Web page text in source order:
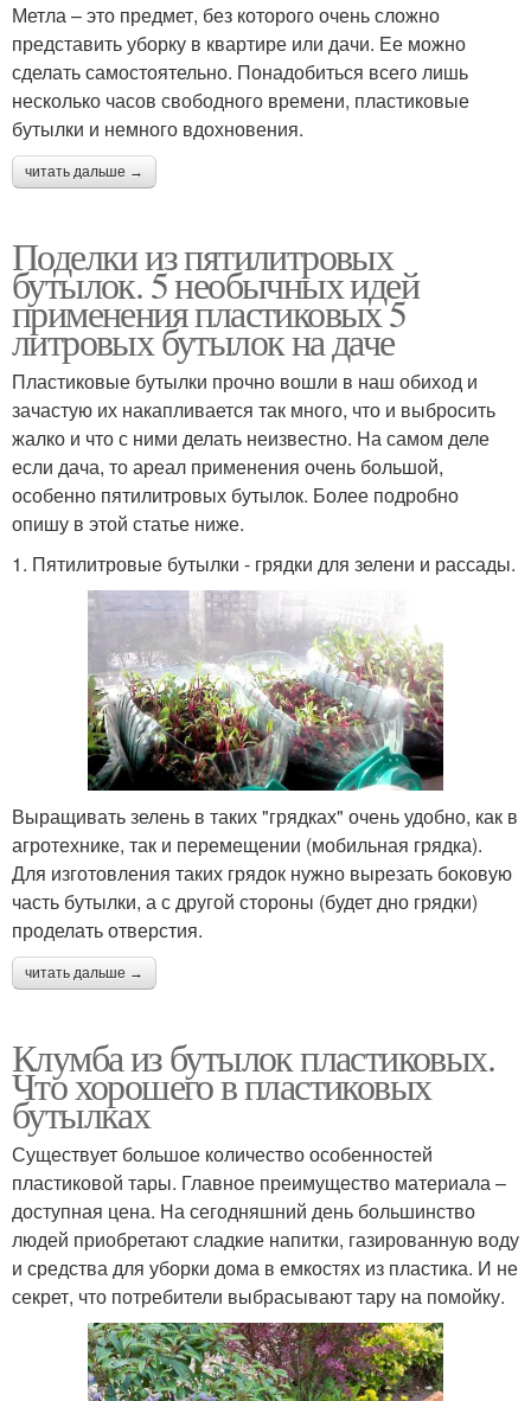
Метла – это предмет, без которого очень сложно
представить уборку в квартире или дачи. Ее можно
сделать самостоятельно. Понадобиться всего лишь
несколько часов свободного времени, пластиковые
бутылки и немного вдохновения.
читать дальше →
Поделки из пятилитровых
бутылок. 5 необычных идей
применения пластиковых 5
литровых бутылок на даче
Пластиковые бутылки прочно вошли в наш обиход и
зачастую их накапливается так много, что и выбросить
жалко и что с ними делать неизвестно. На самом деле
если дача, то ареал применения очень большой,
особенно пятилитровых бутылок. Более подробно
опишу в этой статье ниже.
1. Пятилитровые бутылки - грядки для зелени и рассады.
Выращивать зелень в таких "грядках" очень удобно, как в
агротехнике, так и перемещении (мобильная грядка).
Для изготовления таких грядок нужно вырезать боковую
часть бутылки, а с другой стороны (будет дно грядки)
проделать отверстия.
читать дальше →
Клумба из бутылок пластиковых.
Что хорошего в пластиковых
бутылках
Существует большое количество особенностей
пластиковой тары. Главное преимущество материала –
доступная цена. На сегодняшний день большинство
людей приобретают сладкие напитки, газированную воду
и средства для уборки дома в емкостях из пластика. И не
секрет, что потребители выбрасывают тару на помойку.